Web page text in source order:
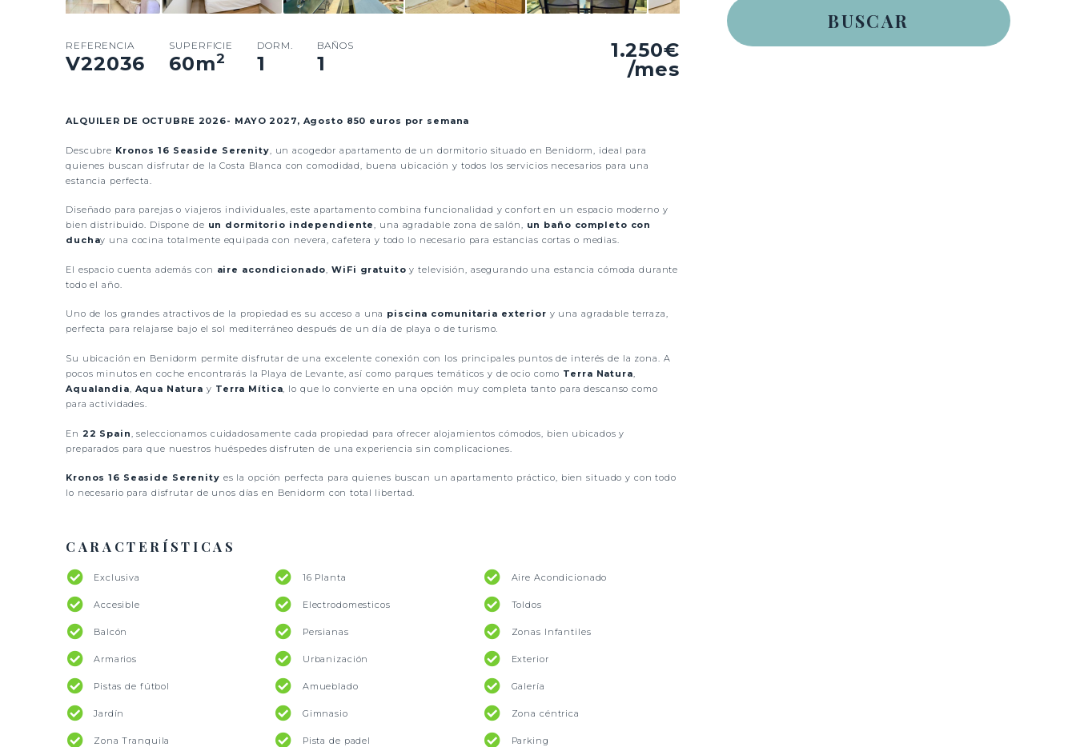
1.250€
/mes
REFERENCIA
V22036
SUPERFICIE
60m2
DORM.
1
BAÑOS
1
ALQUILER DE OCTUBRE 2026- MAYO 2027, Agosto 850 euros por semana
Descubre Kronos 16 Seaside Serenity , un acogedor apartamento de un dormitorio situado en Benidorm, ideal para
quienes buscan disfrutar de la Costa Blanca con comodidad, buena ubicación y todos los servicios necesarios para una
estancia perfecta.
Diseñado para parejas o viajeros individuales, este apartamento combina funcionalidad y confort en un espacio moderno y
bien distribuido. Dispone de un dormitorio independiente, una agradable zona de salón, un baño completo con
duchay una cocina totalmente equipada con nevera, cafetera y todo lo necesario para estancias cortas o medias.
El espacio cuenta además con aire acondicionado ,WiFi gratuito y televisión, asegurando una estancia cómoda durante
todo el año.
Uno de los grandes atractivos de la propiedad es su acceso a una piscina comunitaria exterior y una agradable terraza,
perfecta para relajarse bajo el sol mediterráneo después de un día de playa o de turismo.
Su ubicación en Benidorm permite disfrutar de una excelente conexión con los principales puntos de interés de la zona. A
pocos minutos en coche encontrarás la Playa de Levante, así como parques temáticos y de ocio como Terra Natura,
Aqualandia, Aqua Natura y Terra Mítica, lo que lo convierte en una opción muy completa tanto para descanso como
para actividades.
En 22 Spain , seleccionamos cuidadosamente cada propiedad para ofrecer alojamientos cómodos, bien ubicados y
preparados para que nuestros huéspedes disfruten de una experiencia sin complicaciones.
Kronos 16 Seaside Serenity es la opción perfecta para quienes buscan un apartamento práctico, bien situado y con todo
lo necesario para disfrutar de unos días en Benidorm con total libertad.
CARACTERÍSTICAS
Exclusiva 16 Planta Aire Acondicionado
Accesible Electrodomesticos Toldos
Balcón Persianas Zonas Infantiles
Armarios Urbanización Exterior
Pistas de fútbol Amueblado Galería
Jardín Gimnasio Zona céntrica
Zona Tranquila Pista de padel Parking